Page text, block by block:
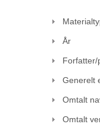
År
Forfatter/
Generelt
Omtalt
Omtalt